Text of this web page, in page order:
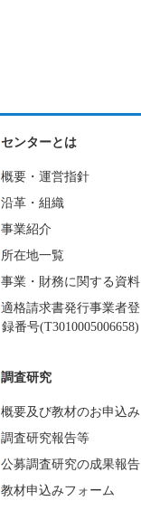
センターとは
概要・運営指針
沿革・組織
事業紹介
所在地一覧
事業・財務に関する資料
適格請求書発行事業者登
録番号(T3010005006658)
調査研究
概要及び教材のお申込み
調査研究報告等
公募調査研究の成果報告
教材申込みフォーム